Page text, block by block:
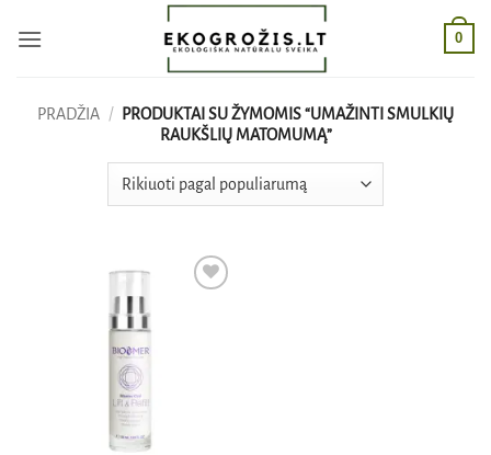
0
PRADŽIA /
PRODUKTAI SU ŽYMOMIS “UMAŽINTI SMULKIŲ
RAUKŠLIŲ MATOMUMĄ”